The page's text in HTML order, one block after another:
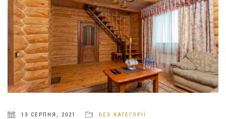
13 СЕРПНЯ, 2021 БЕЗ КАТЕГОРІЇ